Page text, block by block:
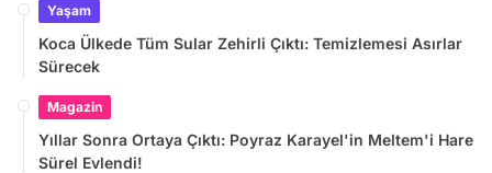
Yaşam
Koca Ülkede Tüm Sular Zehirli Çıktı: Temizlemesi Asırlar
Sürecek
Magazin
Yıllar Sonra Ortaya Çıktı: Poyraz Karayel'in Meltem'i Hare
Sürel Evlendi!